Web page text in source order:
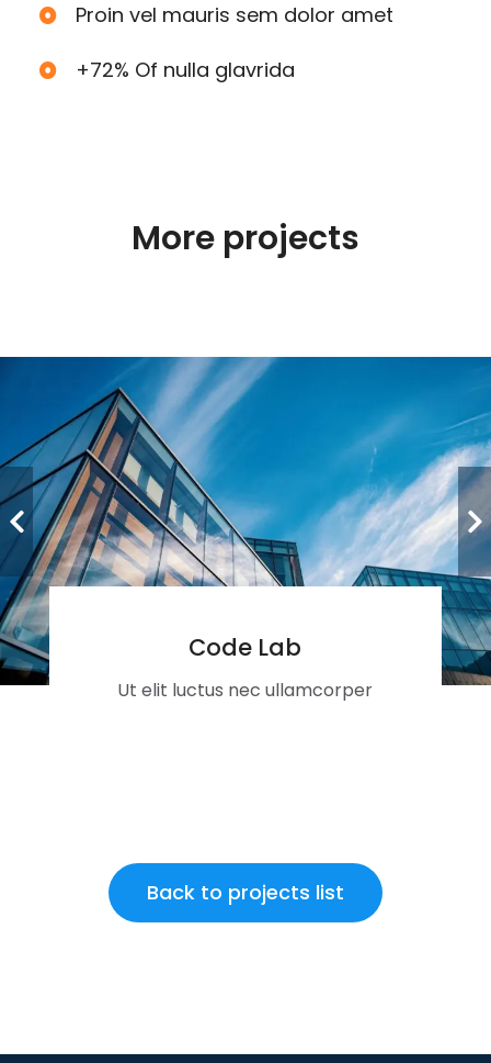
Proin vel mauris sem dolor amet
+72% Of nulla glavrida
More projects
Code Lab
Ut elit luctus nec ullamcorper
Back to projects list